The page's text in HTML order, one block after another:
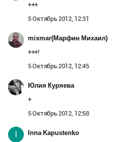
+++
5 Октябрь 2012, 12:31
mixmar(Марфин Михаил)
+++!
5 Октябрь 2012, 12:45
Юлия Куряева
+
5 Октябрь 2012, 12:58
I Inna Kapustenko